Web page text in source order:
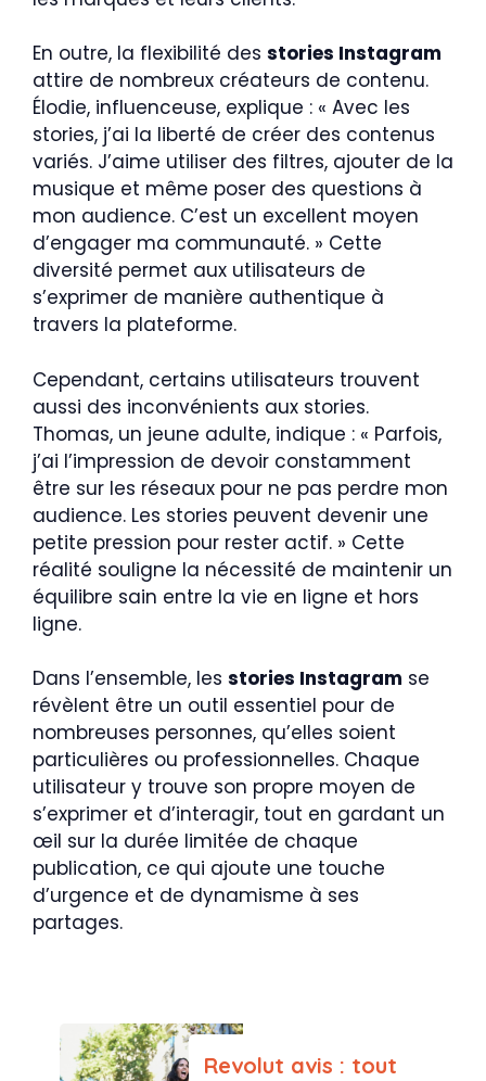
En outre, la flexibilité des stories Instagram
attire de nombreux créateurs de contenu.
Élodie, influenceuse, explique : « Avec les
stories, j’ai la liberté de créer des contenus
variés. J’aime utiliser des filtres, ajouter de la
musique et même poser des questions à
mon audience. C’est un excellent moyen
d’engager ma communauté. » Cette
diversité permet aux utilisateurs de
s’exprimer de manière authentique à
travers la plateforme.
Cependant, certains utilisateurs trouvent
aussi des inconvénients aux stories.
Thomas, un jeune adulte, indique : « Parfois,
j’ai l’impression de devoir constamment
être sur les réseaux pour ne pas perdre mon
audience. Les stories peuvent devenir une
petite pression pour rester actif. » Cette
réalité souligne la nécessité de maintenir un
équilibre sain entre la vie en ligne et hors
ligne.
Dans l’ensemble, les stories Instagram se
révèlent être un outil essentiel pour de
nombreuses personnes, qu’elles soient
particulières ou professionnelles. Chaque
utilisateur y trouve son propre moyen de
s’exprimer et d’interagir, tout en gardant un
œil sur la durée limitée de chaque
publication, ce qui ajoute une touche
d’urgence et de dynamisme à ses
partages.
Revolut avis : tout